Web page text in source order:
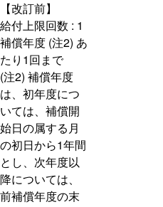
【改訂前】
給付上限回数 : 1
補償年度 (注2) あ
たり1回まで
(注2) 補償年度
は、初年度につ
いては、補償開
始日の属する月
の初日から1年間
とし、次年度以
降については、
前補償年度の末